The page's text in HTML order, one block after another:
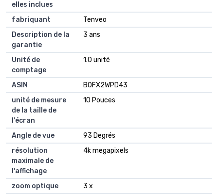
elles inclues
fabriquant
Tenveo
Description de la
garantie
3 ans
Unité de
comptage
1.0 unité
ASIN
B0FX2WPD43
unité de mesure
de la taille de
l'écran
10 Pouces
Angle de vue
93 Degrés
résolution
maximale de
l'affichage
4k megapixels
zoom optique
3 x